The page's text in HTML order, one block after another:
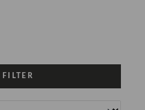
FILTER